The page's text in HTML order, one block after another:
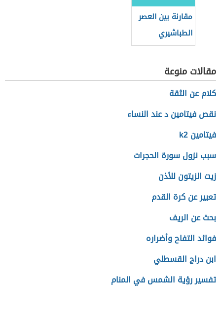
مقارنة بين العصر
الطباشيري
والجوراسي
مقالات منوعة
كلام عن الثقة
نقص فيتامين د عند النساء
فيتامين k2
سبب نزول سورة الحجرات
زيت الزيتون للأذن
تعبير عن كرة القدم
بحث عن الريف
فوائد التفاح وأضراره
ابن دراج القسطلي
تفسير رؤية الشمس في المنام